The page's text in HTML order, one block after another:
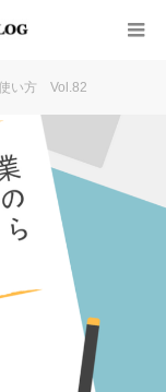
使い方 Vol.82